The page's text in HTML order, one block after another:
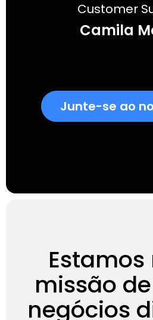
Customer
Camila
Junte-se ao
missão
negócios